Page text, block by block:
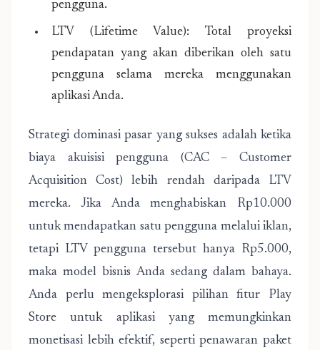
pengguna.
LTV (Lifetime Value): Total proyeksi
pendapatan yang akan diberikan oleh satu
pengguna selama mereka menggunakan
aplikasi Anda.
Strategi dominasi pasar yang sukses adalah ketika
biaya akuisisi pengguna (CAC – Customer
Acquisition Cost) lebih rendah daripada LTV
mereka. Jika Anda menghabiskan Rp10.000
untuk mendapatkan satu pengguna melalui iklan,
tetapi LTV pengguna tersebut hanya Rp5.000,
maka model bisnis Anda sedang dalam bahaya.
Anda perlu mengeksplorasi pilihan fitur Play
Store untuk aplikasi yang memungkinkan
monetisasi lebih efektif, seperti penawaran paket